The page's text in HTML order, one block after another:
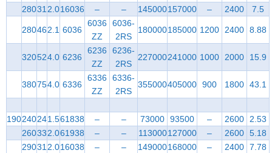
280312.016036 – – 145000157000 – 2400 7.5
280462.1 6036
6036
ZZ
6036-
2RS
180000185000 1200 2400 8.88
320524.0 6236
6236
ZZ
6236-
2RS
227000241000 1000 2000 15.9
380754.0 6336
6336
ZZ
6336-
2RS
355000405000 900 1800 43.1
190240241.561838 – – 73000 93500 – 2600 2.53
260332.061938 – – 113000127000 – 2600 5.18
290312.016038 – – 149000168000 – 2400 7.78